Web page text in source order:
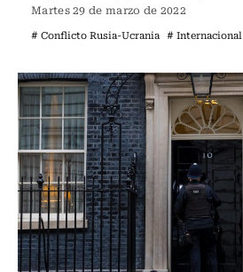
Martes 29 de marzo de 2022
# Conflicto Rusia-Ucrania # Internacional